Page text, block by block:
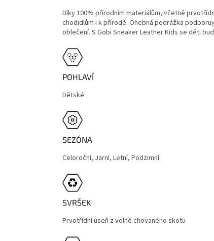
Díky 100% přírodním materiálům, včetně
chodidlům i k přírodě. Ohebná podrážka
oblečení. S Gobi Sneaker Leather Kids se děti
POHLAVÍ
Dětské
SEZÓNA
Celoroční, Jarní, Letní, Podzimní
SVRŠEK
Prvotřídní useň z volně chovaného skotu